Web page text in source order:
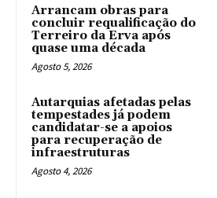
Arrancam obras para
concluir requalificação do
Terreiro da Erva após
quase uma década
Agosto 5, 2026
Autarquias afetadas pelas
tempestades já podem
candidatar-se a apoios
para recuperação de
infraestruturas
Agosto 4, 2026